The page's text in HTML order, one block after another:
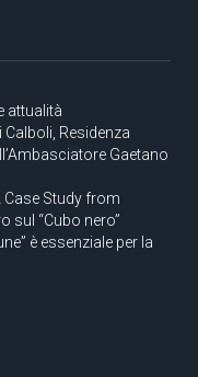
attualità
Residenza
Gaetano
Case Study from
sul “Cubo nero”
è essenziale per la